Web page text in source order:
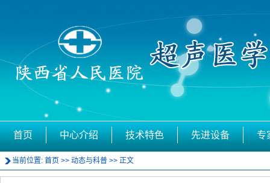
首页 中心介绍 技术特色 先进设备 专
当前位置: 首页 >> 动态与科普 >> 正文